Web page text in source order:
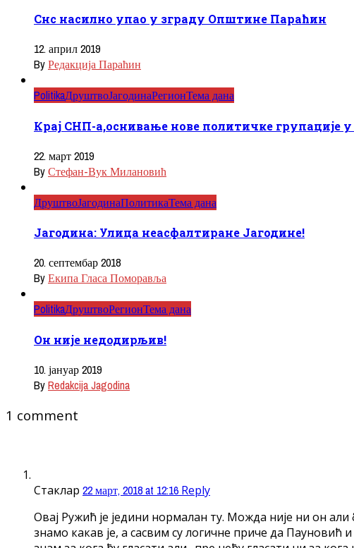
Снс насилно упао у зграду Општине Параћин
12. април 2019
ByРедакција Параћин
PolitikaДруштвоЈагодинаРегионТема дана
Крај СНП-а,оснивање нове политичке групације
22. март 2019
ByСтефан-Вук Милановић
ДруштвоЈагодинаПолитикаТема дана
Јагодина: Улицa неасфалтиране Јагодине!
20. септембар 2018
ByЕкипа Гласа Поморавља
PolitikaДруштвоРегионТема дана
Он није недодирљив!
10. јануар 2019
ByRedakcija Jagodina
1 comment
Стаклар 22 март, 2018 at 12:16 Reply
Овај Ружић је једини нормалан ту. Можда није ни он
знамо какав је, а сасвим су логичне приче да Пауновић